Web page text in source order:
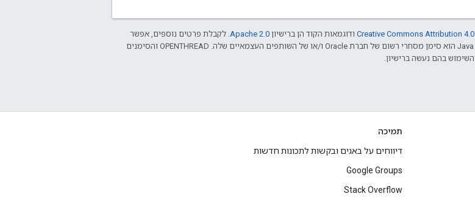
Creative Commons Attribution 4.0‏ ודוגמאות הקוד הן ברישיון Apache 2.0‏. לקבלת פרטים נוספים, אפשר
.‏ Java הוא סימן מסחרי רשום של חברת Oracle ו/או של השותפים העצמאיים שלה. ‫OPENTHREAD והסימנים
תמיכה
דיווחים על באגים ובקשות לתכונות חדשות
Google Groups
Stack Overflow